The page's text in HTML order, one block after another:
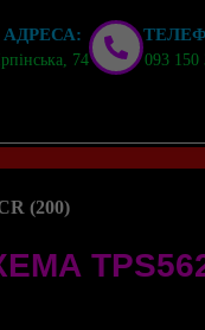
АДРЕСА:
74 093 150
(200)